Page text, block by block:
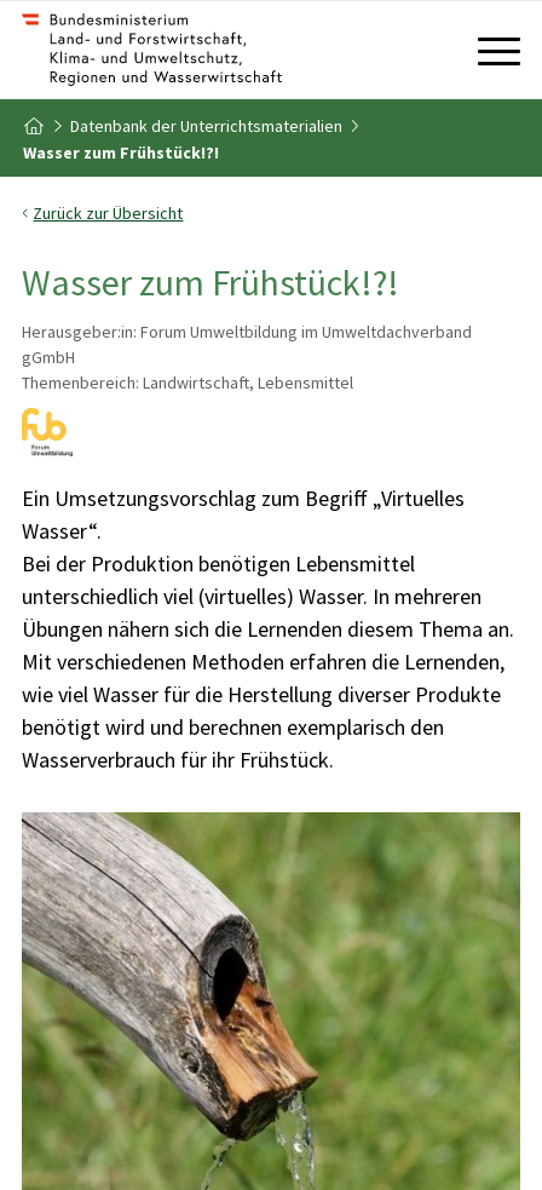
Zum Inhalt
Zum Inhaltsverzeichnis
Zur Startseite
Datenbank der Unterrichtsmaterialien
Wasser zum Frühstück!?!
Zurück zur Übersicht
Wasser zum Frühstück!?!
Herausgeber:in: Forum Umweltbildung im Umweltdachverband
gGmbH
Themenbereich: Landwirtschaft, Lebensmittel
Ein Umsetzungsvorschlag zum Begriff „Virtuelles
Wasser“.
Bei der Produktion benötigen Lebensmittel
unterschiedlich viel (virtuelles) Wasser. In mehreren
Übungen nähern sich die Lernenden diesem Thema an.
Mit verschiedenen Methoden erfahren die Lernenden,
wie viel Wasser für die Herstellung diverser Produkte
benötigt wird und berechnen exemplarisch den
Wasserverbrauch für ihr Frühstück.